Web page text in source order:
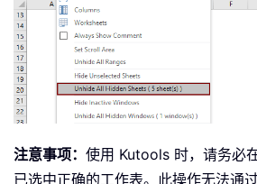
注意事项： 使用 Kutools 时，请务必
已选中正确的工作表。此操作无法通